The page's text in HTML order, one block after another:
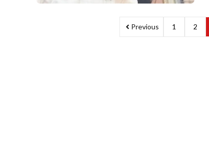
Previous 1 2